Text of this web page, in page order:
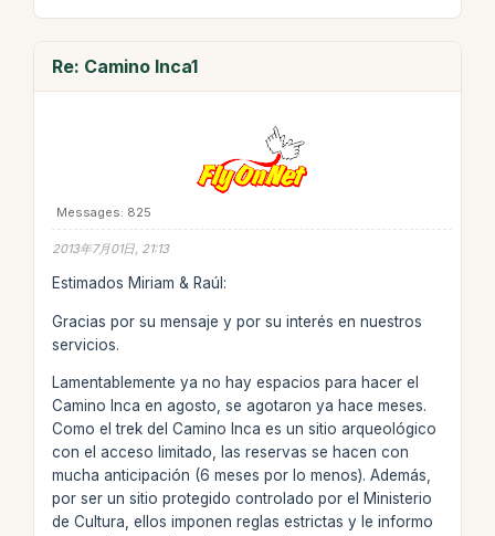
Re: Camino Inca1
Messages: 825
2013年7月01日, 21:13
Estimados Miriam & Raúl:
Gracias por su mensaje y por su interés en nuestros
servicios.
Lamentablemente ya no hay espacios para hacer el
Camino Inca en agosto, se agotaron ya hace meses.
Como el trek del Camino Inca es un sitio arqueológico
con el acceso limitado, las reservas se hacen con
mucha anticipación (6 meses por lo menos). Además,
por ser un sitio protegido controlado por el Ministerio
de Cultura, ellos imponen reglas estrictas y le informo